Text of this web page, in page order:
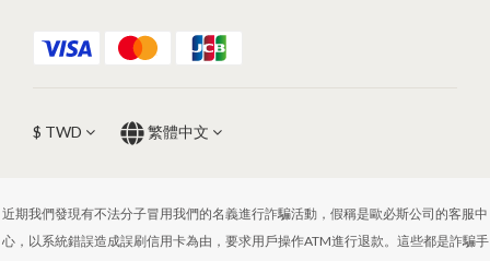
$ TWD 繁體中文
近期我們發現有不法分子冒用我們的名義進行詐騙活動，假稱是歐必斯公司的客服中
心，以系統錯誤造成誤刷信用卡為由，要求用戶操作ATM進行退款。這些都是詐騙手